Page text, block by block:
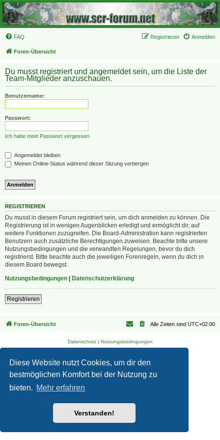
Diese Website nutzt Cookies, um dir den
bestmöglichen Komfort bei der Nutzung zu
bieten. Mehr erfahren
Verstanden!
FAQ Anmelden
Registrieren
Foren-Übersicht
Du musst registriert und angemeldet sein, um die Liste der
Team-Mitglieder anzuschauen.
Benutzername:
Passwort:
Ich habe mein Passwort vergessen
Angemeldet bleiben
Meinen Online-Status während dieser Sitzung verbergen
REGISTRIEREN
Du musst in diesem Forum registriert sein, um dich anmelden zu können. Die
Registrierung ist in wenigen Augenblicken erledigt und ermöglicht dir, auf
weitere Funktionen zuzugreifen. Die Board-Administration kann registrierten
Benutzern auch zusätzliche Berechtigungen zuweisen. Beachte bitte unsere
Nutzungsbedingungen und die verwandten Regelungen, bevor du dich
registrierst. Bitte beachte auch die jeweiligen Forenregeln, wenn du dich in
diesem Board bewegst.
Nutzungsbedingungen
Datenschutzerklärung
Registrieren
Foren-Übersicht Alle Zeiten sind UTC+02:00
Datenschutz| Nutzungsbedingungen